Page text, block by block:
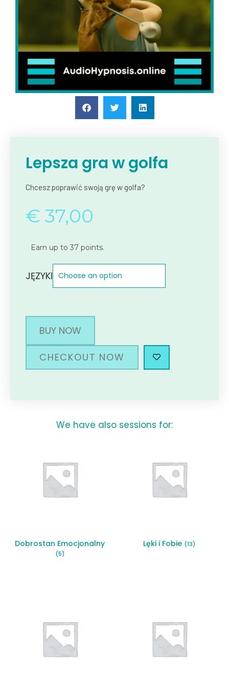
Lepsza gra w golfa
Chcesz poprawić swoją grę w golfa?
€ 37,00
Earn up to 37 points.
JĘZYKI
CHECKOUT NOW
BUY NOW
We have also sessions for:
Dobrostan Emocjonalny
(5)
Lęki i Fobie (13)